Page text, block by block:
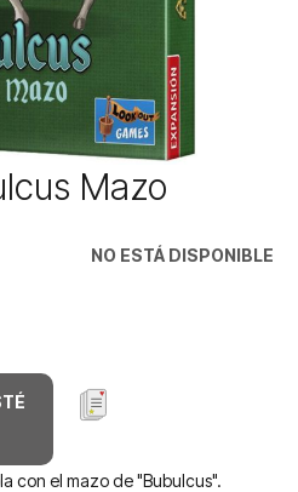
Mazo
NO ESTÁ DISPONIBLE
con el mazo de "Bubulcus".